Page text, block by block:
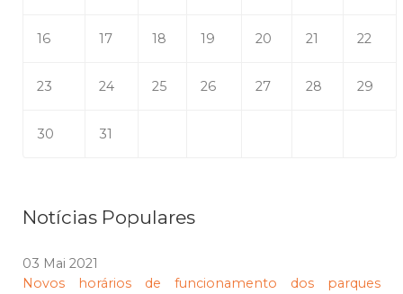
16 17 18 19 20 21 22
23 24 25 26 27 28 29
30 31
Notícias Populares
03 Mai 2021
Novos horários de funcionamento dos parques